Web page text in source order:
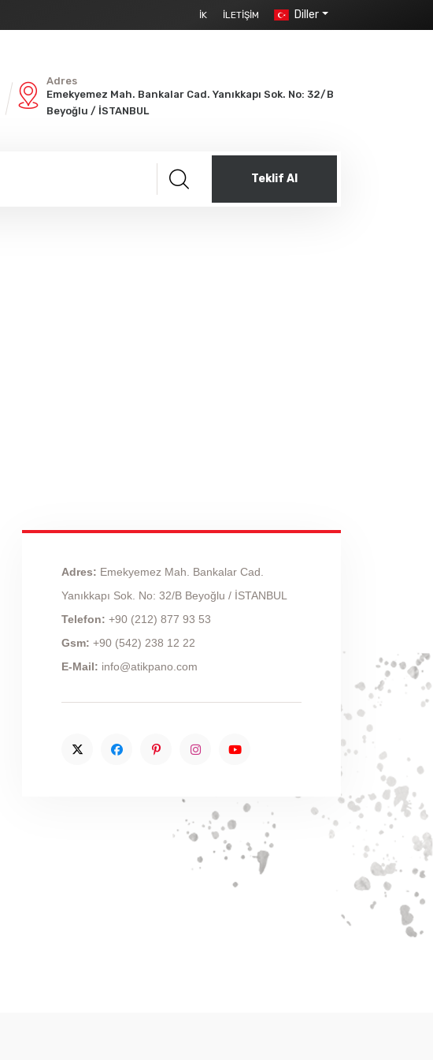
İK İLETIŞIM Diller
Adres
Emekyemez Mah. Bankalar Cad. Yanıkkapı Sok. No: 32/B
Beyoğlu / İSTANBUL
Teklif Al
Adres: Emekyemez Mah. Bankalar Cad.
Yanıkkapı Sok. No: 32/B Beyoğlu / İSTANBUL
Telefon: +90 (212) 877 93 53
Gsm: +90 (542) 238 12 22
E-Mail: info@atikpano.com